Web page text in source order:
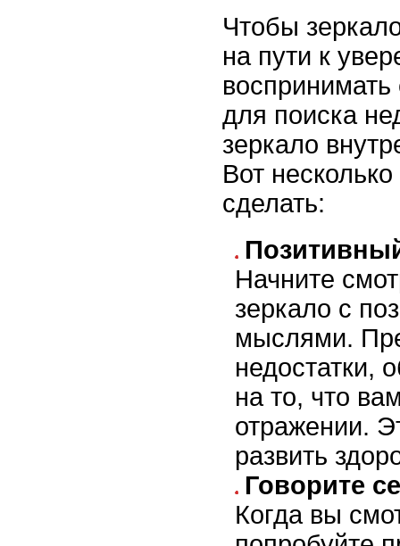
Чтобы
на пути к
воспринимать
для поиска
зеркало
Вот
сделать:
Начните
зеркало с
мыслями.
недостатки,
на то, что
отражении.
развить
Говорите
Когда вы